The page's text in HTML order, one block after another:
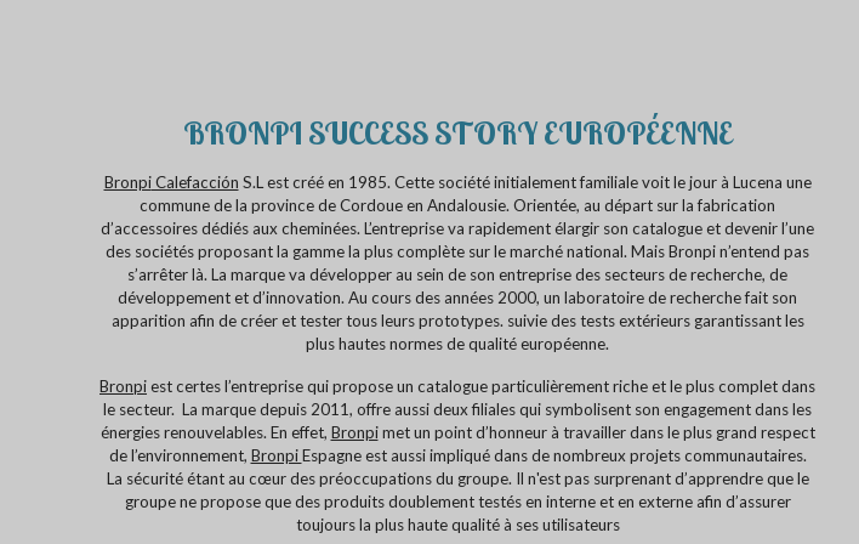
BRONPI SUCCESS STORY EUROPÉENNE
BronpiCalefacción S.L est créé en 1985. Cette société initialement familiale voit le jour à Lucena une
commune de la province de Cordoue en Andalousie. Orientée, au départ sur la fabrication
d’accessoires dédiés aux cheminées. L’entreprise va rapidement élargir son catalogue et devenir l’une
des sociétés proposant la gamme la plus complète sur le marché national. Mais Bronpi n’entend pas
s’arrêter là. La marque va développer au sein de son entreprise des secteurs de recherche, de
développement et d’innovation. Au cours des années 2000, un laboratoire de recherche fait son
apparition afin de créer et tester tous leurs prototypes. suivie des tests extérieurs garantissant les
plus hautes normes de qualité européenne.
Bronpiest certes l’entreprise qui propose un catalogue particulièrement riche et le plus complet dans
le secteur. La marque depuis 2011, offre aussi deux filiales qui symbolisent son engagement dans les
énergies renouvelables. En effet, Bronpimet un point d’honneur à travailler dans le plus grand respect
de l’environnement, BronpiEspagne est aussi impliqué dans de nombreux projets communautaires.
La sécurité étant au cœur des préoccupations du groupe. Il n'est pas surprenant d’apprendre que le
groupe ne propose que des produits doublement testés en interne et en externe afin d’assurer
toujours la plus haute qualité à ses utilisateurs